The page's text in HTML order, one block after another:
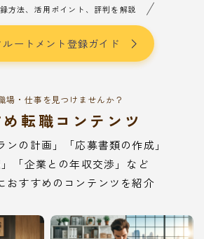
方法、活用ポイント、評判を解説
ートメント登録ガイド
場・仕事を見つけませんか？
転職コンテンツ
ンの計画」「応募書類の作成」
」「企業との年収交渉」など
おすすめのコンテンツを紹介